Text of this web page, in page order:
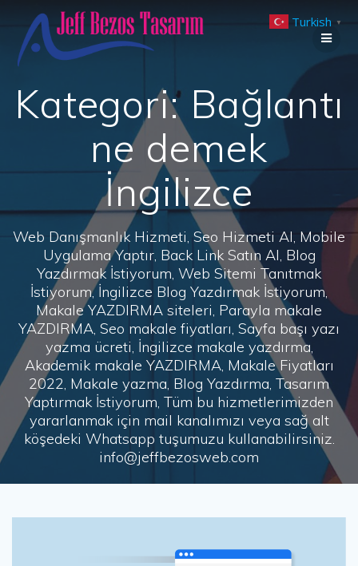
to
Kategori: Bağlantı
ne demek
İngilizce
Web Danışmanlık Hizmeti, Seo Hizmeti Al, Mobile
Uygulama Yaptır, Back Link Satın Al, Blog
Yazdırmak İstiyorum, Web Sitemi Tanıtmak
İstiyorum, İngilizce Blog Yazdırmak İstiyorum,
Makale YAZDIRMA siteleri, Parayla makale
YAZDIRMA, Seo makale fiyatları, Sayfa başı yazı
yazma ücreti, İngilizce makale yazdırma,
Akademik makale YAZDIRMA, Makale Fiyatları
2022, Makale yazma, Blog Yazdırma, Tasarım
Yaptırmak İstiyorum, Tüm bu hizmetlerimizden
yararlanmak için mail kanalımızı veya sağ alt
köşedeki Whatsapp tuşumuzu kullanabilirsiniz.
info@jeffbezosweb.com
Turkish ▼